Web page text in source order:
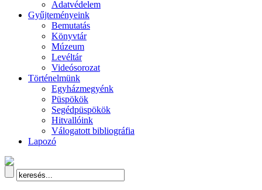
Adatvédelem
Gyűjteményeink
Bemutatás
Könyvtár
Múzeum
Levéltár
Videósorozat
Történelmünk
Egyházmegyénk
Püspökök
Segédpüspökök
Hitvallóink
Válogatott bibliográfia
Lapozó